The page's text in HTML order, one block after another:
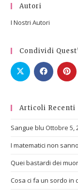
Autori
I Nostri Autori
Condividi
Articoli Recenti
Sangue blu Ottobre 5,
I matematici non
Quei bastardi dei
Cosa ci fa un sordo in